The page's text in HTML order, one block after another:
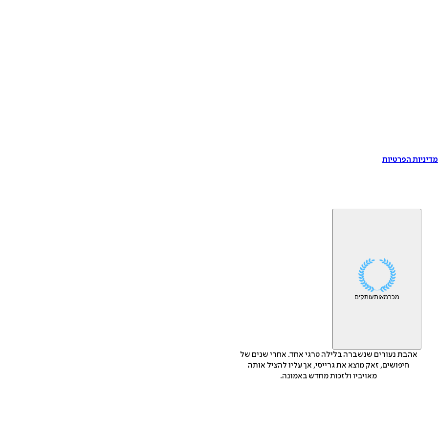
הפרטיות
מכרמאותעותקים
אהבת נעורים שנשברה בלילה טרגי אחד. אחרי שנים של
חיפושים, זאק מוצא את גרייסי, אך עליו להציל אותה
מאויביו ולזכות מחדש באמונה.